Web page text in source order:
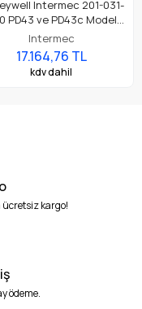
Intermec 201-031-
PD43 ve PD43c Model
Etiket Yazıcı 203 Dpi
Termal Baskı Kafası
Intermec
17.164,76 TL
kdv dahil
kargo!
ödeme.